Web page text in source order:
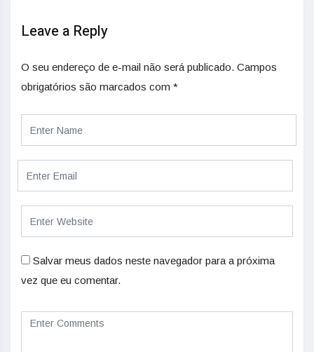
Leave a Reply
O seu endereço de e-mail não será publicado. Campos
obrigatórios são marcados com *
Salvar meus dados neste navegador para a próxima
vez que eu comentar.